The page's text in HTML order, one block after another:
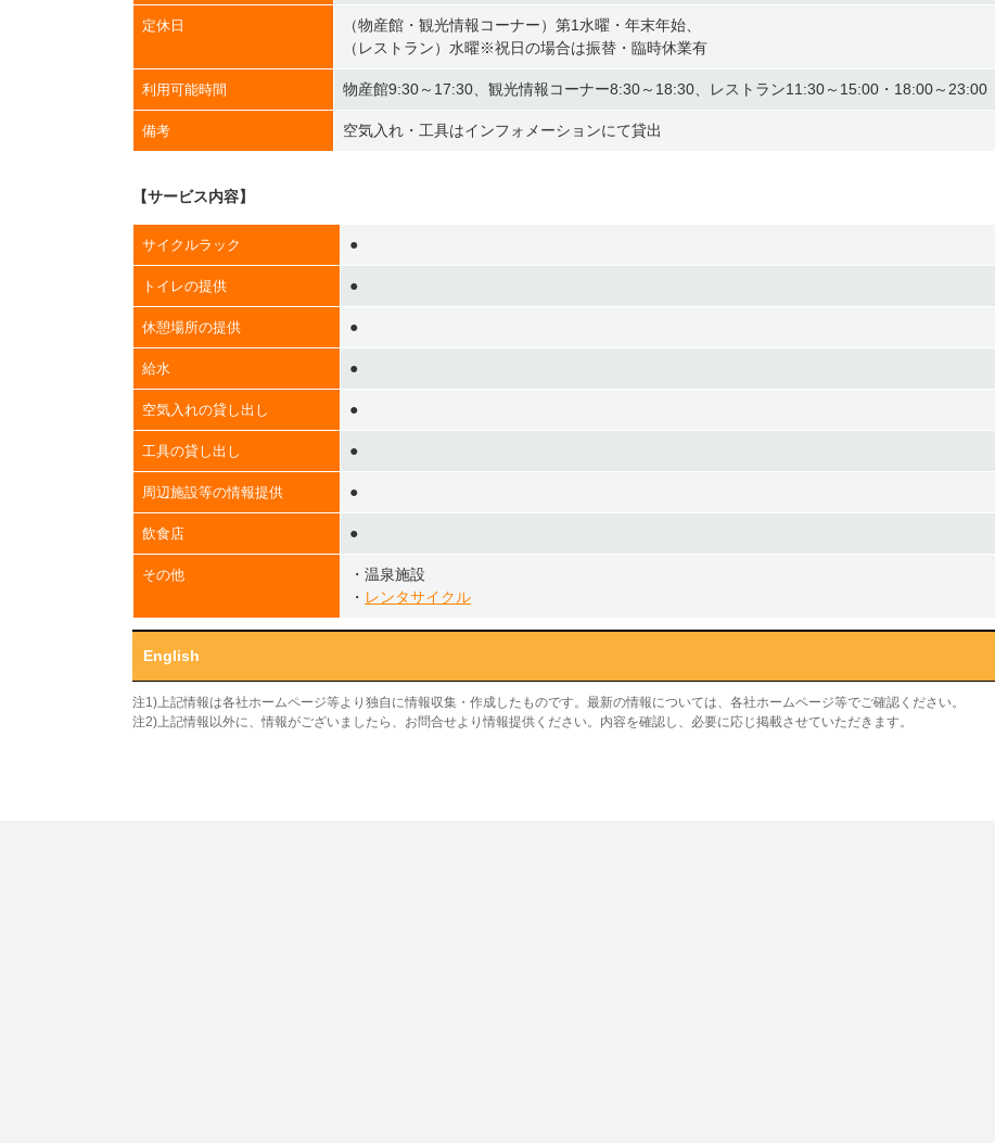
定休日
（物産館・観光情報コーナー）第1水曜・年末年始、
（レストラン）水曜※祝日の場合は振替・臨時休業有
利用可能時間 物産館9:30～17:30、観光情報コーナー8:30～18:30、レストラン11:30～15:00・18:00～23:00
備考 空気入れ・工具はインフォメーションにて貸出
【サービス内容】
サイクルラック ●
トイレの提供 ●
休憩場所の提供 ●
給水 ●
空気入れの貸し出し ●
工具の貸し出し ●
周辺施設等の情報提供 ●
飲食店 ●
その他
・温泉施設
・ レンタサイクル
English
注1)上記情報は各社ホームページ等より独自に情報収集・作成したものです。最新の情報については、各社ホームページ等でご確認ください。
注2)上記情報以外に、情報がございましたら、お問合せより情報提供ください。内容を確認し、必要に応じ掲載させていただきます。